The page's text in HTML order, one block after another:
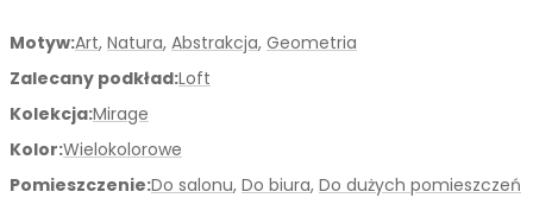
Motyw:Art, Natura, Abstrakcja, Geometria
Zalecany podkład:Loft
Kolekcja:Mirage
Kolor:Wielokolorowe
Pomieszczenie:Do salonu, Do biura, Do dużych pomieszczeń